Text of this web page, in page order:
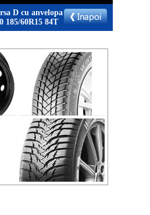
D cu anvelopa
185/60R15 84T